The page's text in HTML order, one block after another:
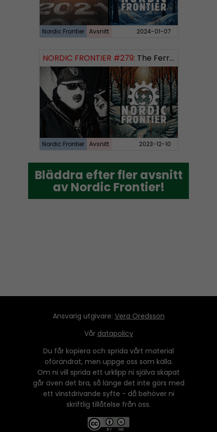
Nordic Frontier Avsnitt 2024-01-07
NORDIC FRONTIER #279: The Ferryman’s Toll
Nordic Frontier Avsnitt 2023-12-10
Bläddra efter fler avsnitt
av Nordic Frontier!
Bläddra efter fler avsnitt
av Nordic Frontier!
Ansvarig utgivare: Vera Oredsson
Vår datapolicy
Du får kopiera och sprida vårt material
oförändrat, men uppge oss som källa.
Om ni vill sprida ett urklipp ni själva skapat
går även det bra, så länge det inte görs med
ett vinstdrivande syfte - då behöver ni
skriftlig tillåtelse från oss.